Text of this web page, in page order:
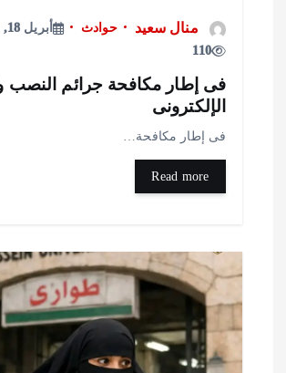
منال سعيد حوادث
أبريل 18, 2026
إطار مكافحة جرائم النصب والإحتيال
إطار مكافحة…